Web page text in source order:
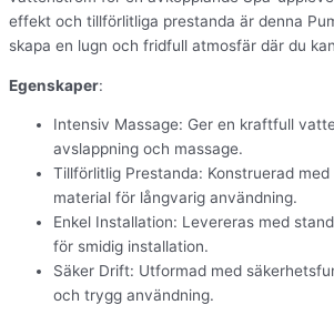
effekt och tillförlitliga prestanda är denna
skapa en lugn och fridfull atmosfär där du
Egenskaper:
Intensiv Massage: Ger en kraftfull
avslappning och massage.
Tillförlitlig Prestanda: Konstruerad
material för långvarig användning.
Enkel Installation: Levereras med
för smidig installation.
Säker Drift: Utformad med
och trygg användning.